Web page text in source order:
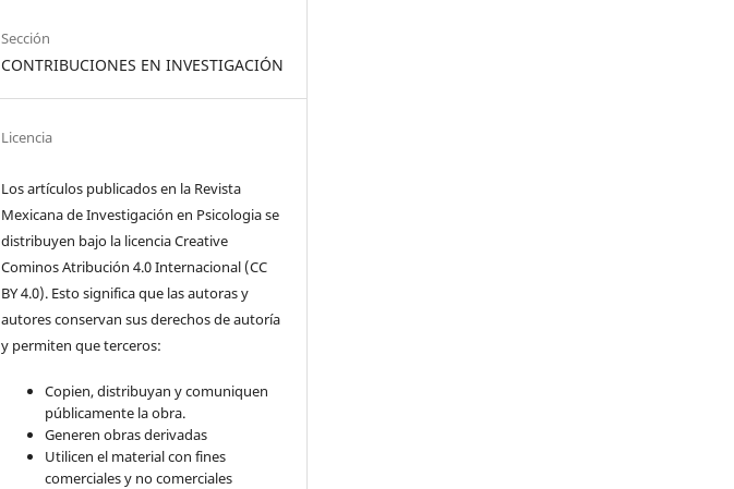
Sección
CONTRIBUCIONES EN INVESTIGACIÓN
Licencia
Los artículos publicados en la Revista
Mexicana de Investigación en Psicologia se
distribuyen bajo la licencia Creative
Cominos Atribución 4.0 Internacional (CC
BY 4.0). Esto significa que las autoras y
autores conservan sus derechos de autoría
y permiten que terceros:
Copien, distribuyan y comuniquen
públicamente la obra.
Generen obras derivadas
Utilicen el material con fines
comerciales y no comerciales